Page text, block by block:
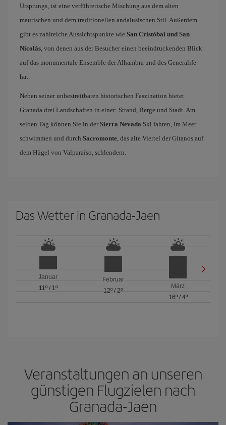
Ursprungs, ist eine verführerische Mischung aus dem alten
maurischen und dem traditionellen andalusischen Stil. Außerdem
gibt es zahlreiche Aussichtspunkte wie San Cristóbal und San
Nicolás, von denen aus der Besucher einen beeindruckenden Blick
auf das monumentale Ensemble der Alhambra und des Generalife
hat.
Neben seiner unbestreitbaren historischen Faszination bietet
Granada drei Landschaften in einer: Strand, Berge und Stadt. Am
selben Tag können Sie in der Sierra Nevada Ski fahren, im Meer
schwimmen und durch Sacromonte, das alte Viertel der Gitanos auf
dem Hügel von Valparaíso, schlendern.
Das Wetter in Granada-Jaen
Januar
11º/ 1º
Februar
12º / 2º
März
16º/ 4º
Veranstaltungen an unseren
günstigen Flugzielen nach
Granada-Jaen